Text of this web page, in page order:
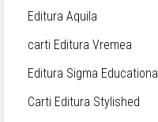
Editura Aquila
carti Editura Vremea
Editura Sigma Educational
Carti Editura Stylished